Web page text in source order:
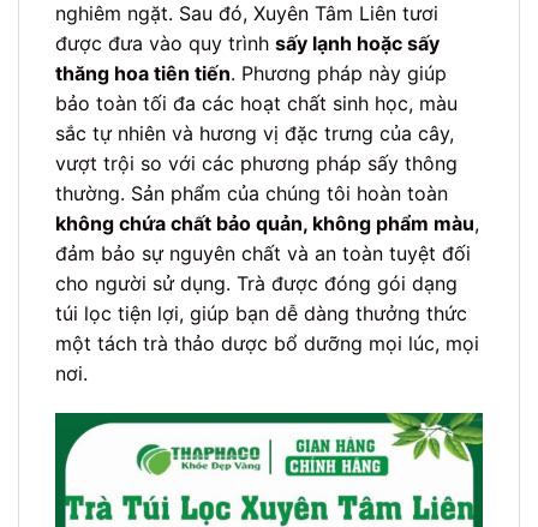
nghiêm ngặt. Sau đó, Xuyên Tâm Liên tươi
được đưa vào quy trình sấy lạnh hoặc sấy
thăng hoa tiên tiến. Phương pháp này giúp
bảo toàn tối đa các hoạt chất sinh học, màu
sắc tự nhiên và hương vị đặc trưng của cây,
vượt trội so với các phương pháp sấy thông
thường. Sản phẩm của chúng tôi hoàn toàn
không chứa chất bảo quản, không phẩm màu,
đảm bảo sự nguyên chất và an toàn tuyệt đối
cho người sử dụng. Trà được đóng gói dạng
túi lọc tiện lợi, giúp bạn dễ dàng thưởng thức
một tách trà thảo dược bổ dưỡng mọi lúc, mọi
nơi.